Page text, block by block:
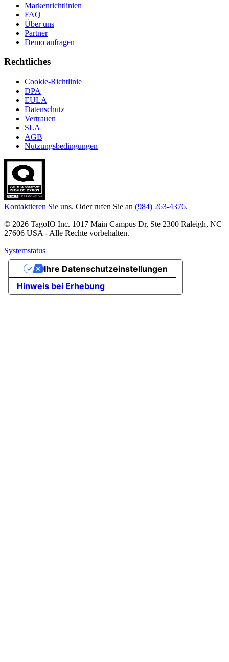
Markenrichtlinien
FAQ
Über uns
Partner
Demo anfragen
Rechtliches
Cookie-Richtlinie
DPA
EULA
Datenschutz
Vertrauen
SLA
AGB
Nutzungsbedingungen
Kontaktieren Sie uns. Oder rufen Sie an (984) 263-4376.
© 2026 TagoIO Inc. 1017 Main Campus Dr, Ste 2300 Raleigh, NC
27606 USA - Alle Rechte vorbehalten.
Systemstatus
Hinweis bei Erhebung
Ihre Datenschutzeinstellungen